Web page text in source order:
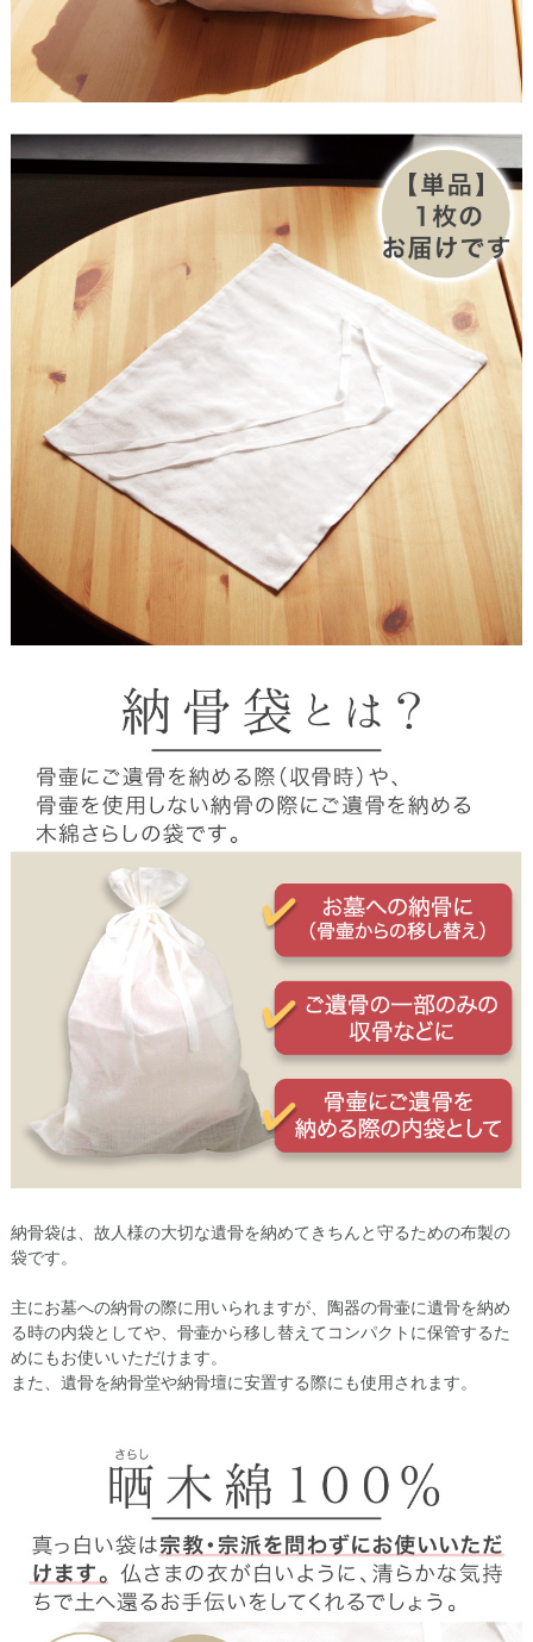
納骨袋は、故人様の大切な遺骨を納めてきちんと守るための布製の
袋です。
主にお墓への納骨の際に用いられますが、陶器の骨壷に遺骨を納め
る時の内袋としてや、骨壷から移し替えてコンパクトに保管するた
めにもお使いいただけます。
また、遺骨を納骨堂や納骨壇に安置する際にも使用されます。